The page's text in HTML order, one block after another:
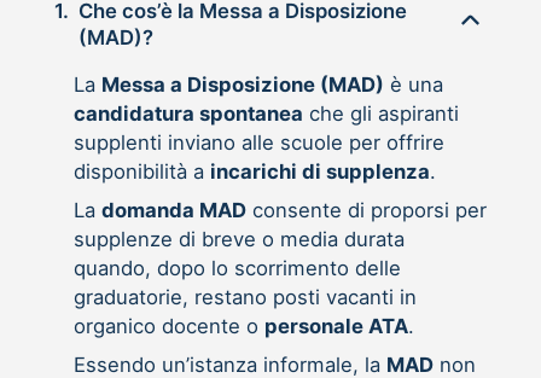
1. Che cos’è la Messa a Disposizione
(MAD)?
La Messa a Disposizione (MAD) è una
candidatura spontanea che gli aspiranti
supplenti inviano alle scuole per offrire
disponibilità a incarichi di supplenza.
La domanda MADconsente di proporsi per
supplenze di breve o media durata
quando, dopo lo scorrimento delle
graduatorie, restano posti vacanti in
organico docente o personale ATA.
Essendo un’istanza informale, la MADnon